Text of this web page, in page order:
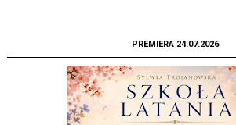
PREMIERA 24.07.2026